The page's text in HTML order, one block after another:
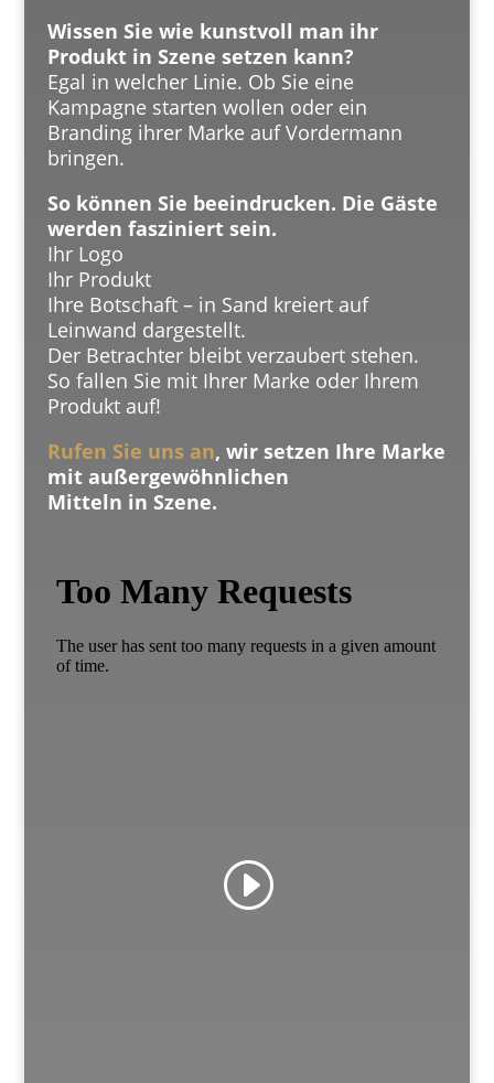
Wissen Sie wie kunstvoll man ihr
Produkt in Szene setzen kann?
Egal in welcher Linie. Ob Sie eine
Kampagne starten wollen oder ein
Branding ihrer Marke auf Vordermann
bringen.
So können Sie beeindrucken. Die Gäste
werden fasziniert sein.
Ihr Logo
Ihr Produkt
Ihre Botschaft – in Sand kreiert auf
Leinwand dargestellt.
Der Betrachter bleibt verzaubert stehen.
So fallen Sie mit Ihrer Marke oder Ihrem
Produkt auf!
Rufen Sie uns an, wir setzen Ihre Marke
mit außergewöhnlichen
Mitteln in Szene.